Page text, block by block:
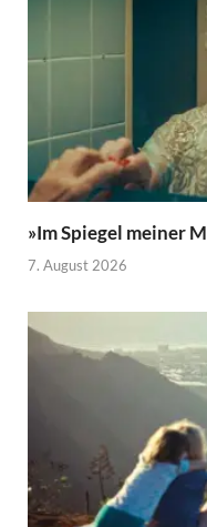
»Im Spiegel meiner
7. August 2026